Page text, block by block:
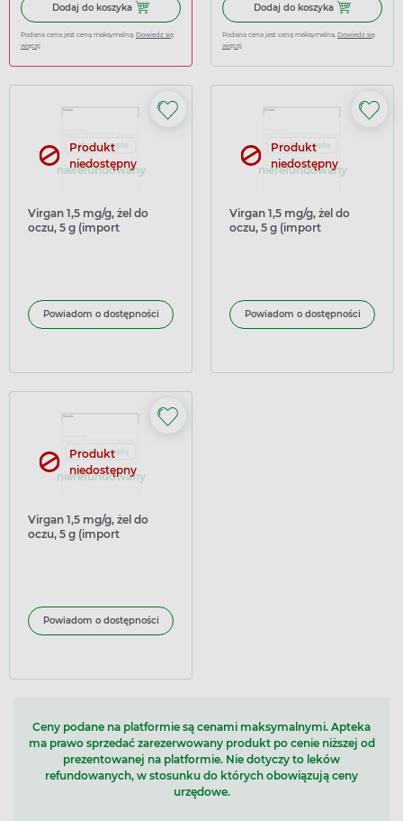
Dodaj do koszyka Dodaj do koszyka Ibuprom Max Sprint, 40 kapsułek
Podana cena jest ceną maksymalną. Dowiedz się
więcej
Dodaj do koszyka Dodaj do
Podana cena jest ceną maksymalną. Dowiedz się
więcej
nierefundowany
Produkt
niedostępny
Virgan 1,5 mg/g, żel do
oczu, 5 g (import
Powiadom o dostępności
nierefundowany
Produkt
niedostępny
Virgan 1,5 mg/g, żel do
oczu, 5 g (import
Powiadom o dostępności
nierefundowany
Produkt
niedostępny
Virgan 1,5 mg/g, żel do
oczu, 5 g (import
Powiadom o dostępności
Ceny podane na platformie są cenami maksymalnymi. Apteka
ma prawo sprzedać zarezerwowany produkt po cenie niższej od
prezentowanej na platformie. Nie dotyczy to leków
refundowanych, w stosunku do których obowiązują ceny
urzędowe.